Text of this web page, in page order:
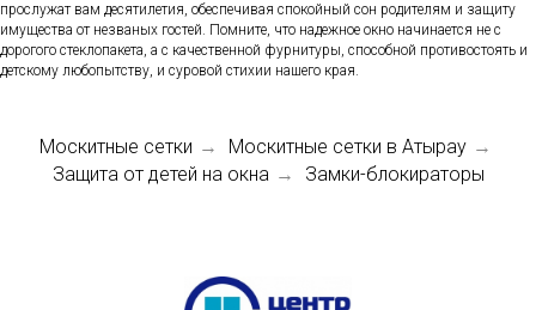
прослужат вам десятилетия, обеспечивая спокойный сон родителям и защиту
имущества от незваных гостей. Помните, что надежное окно начинается не с
дорогого стеклопакета, а с качественной фурнитуры, способной противостоять и
детскому любопытству, и суровой стихии нашего края.
Москитные сетки → Москитные сетки в Атырау →
Защита от детей на окна → Замки-блокираторы